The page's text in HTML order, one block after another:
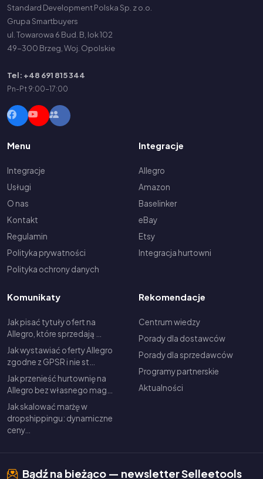
Standard Development Polska Sp. z o.o.
Grupa Smartbuyers
ul. Towarowa 6 Bud. B, lok 102
49-300 Brzeg, Woj. Opolskie
Tel: +48 691 815 344
Pn-Pt 9:00-17:00
Menu
Integracje
Usługi
O nas
Kontakt
Regulamin
Polityka prywatności
Polityka ochrony danych
Integracje
Allegro
Amazon
Baselinker
eBay
Etsy
Integracja hurtowni
Komunikaty
Jak pisać tytuły ofert na
Allegro, które sprzedają …
Jak wystawiać oferty Allegro
zgodne z GPSR i nie st…
Jak przenieść hurtownię na
Allegro bez własnego mag…
Jak skalować marżę w
dropshippingu: dynamiczne
ceny…
Rekomendacje
Centrum wiedzy
Porady dla dostawców
Porady dla sprzedawców
Programy partnerskie
Aktualności
Bądź na bieżąco — newsletter Selleetools